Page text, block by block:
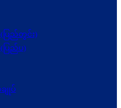
(ပြည်တွင်း)
(ပြည်ပ)
ျုပ်